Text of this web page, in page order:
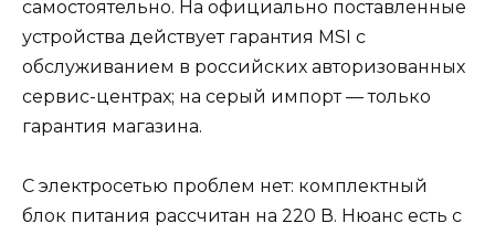
самостоятельно. На официально поставленные
устройства действует гарантия MSI с
обслуживанием в российских авторизованных
сервис-центрах; на серый импорт — только
гарантия магазина.
С электросетью проблем нет: комплектный
блок питания рассчитан на 220 В. Нюанс есть с